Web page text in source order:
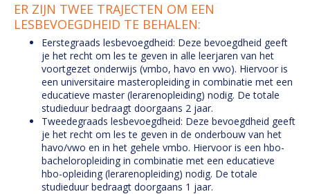
ER ZIJN TWEE TRAJECTEN OM EEN
LESBEVOEGDHEID TE BEHALEN:
Eerstegraads lesbevoegdheid: Deze bevoegdheid geeft
je het recht om les te geven in alle leerjaren van het
voortgezet onderwijs (vmbo, havo en vwo). Hiervoor is
een universitaire masteropleiding in combinatie met een
educatieve master (lerarenopleiding) nodig. De totale
studieduur bedraagt doorgaans 2 jaar.
Tweedegraads lesbevoegdheid: Deze bevoegdheid geeft
je het recht om les te geven in de onderbouw van het
havo/vwo en in het gehele vmbo. Hiervoor is een hbo-
bacheloropleiding in combinatie met een educatieve
hbo-opleiding (lerarenopleiding) nodig. De totale
studieduur bedraagt doorgaans 1 jaar.